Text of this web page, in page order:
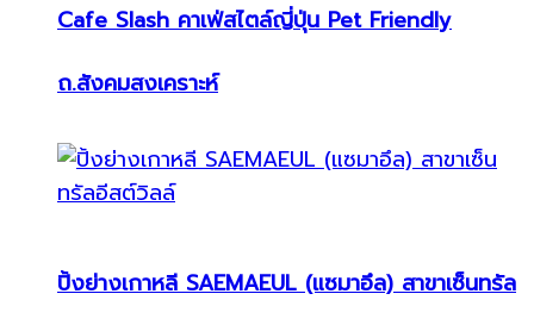
Cafe Slash คาเฟ่สไตล์ญี่ปุ่น Pet Friendly
ถ.สังคมสงเคราะห์
ปิ้งย่างเกาหลี SAEMAEUL (แซมาอึล) สาขาเซ็นทรัล